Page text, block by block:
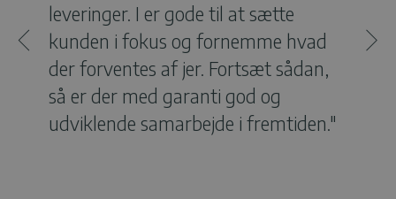
leveringer. I er gode til at sætte
kunden i fokus og fornemme hvad
der forventes af jer. Fortsæt sådan,
så er der med garanti god og
udviklende samarbejde i fremtiden."